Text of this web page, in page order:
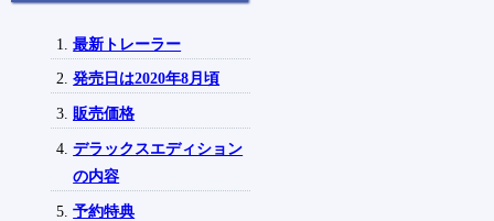
最新トレーラー
発売日は2020年8月頃
販売価格
デラックスエディション
の内容
予約特典